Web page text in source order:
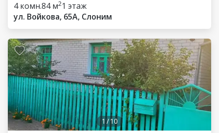
4 комн.84 м21 этаж
ул. Войкова, 65А, Слоним
1 /10